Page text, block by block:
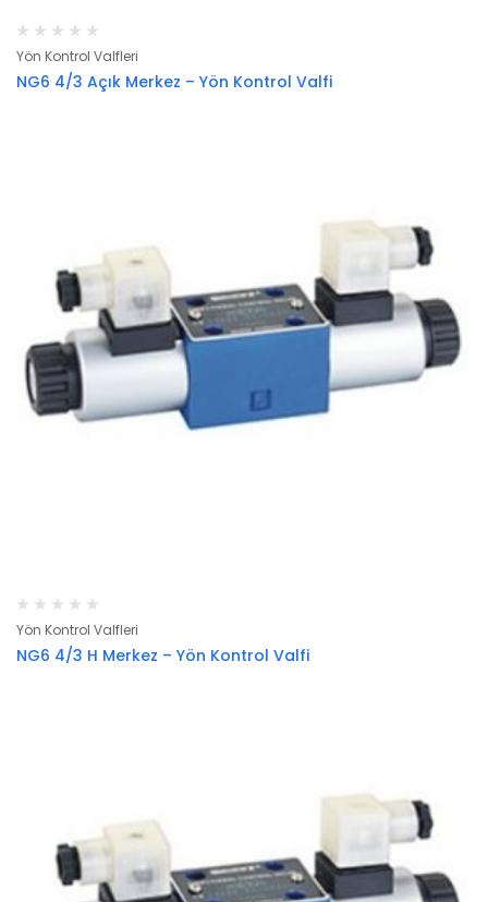
Yön Kontrol Valfleri
NG6 4/3 Açık Merkez – Yön Kontrol Valfi
Yön Kontrol Valfleri
NG6 4/3 H Merkez – Yön Kontrol Valfi